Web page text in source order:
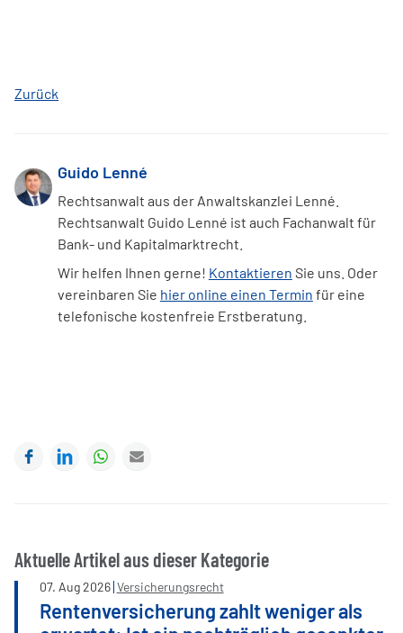
Zurück
Guido Lenné
Rechtsanwalt aus der Anwaltskanzlei Lenné.
Rechtsanwalt Guido Lenné ist auch Fachanwalt für
Bank- und Kapitalmarktrecht.
Wir helfen Ihnen gerne! Kontaktieren Sie uns. Oder
vereinbaren Sie hier online einen Termin für eine
telefonische kostenfreie Erstberatung.
FacebookLinkedInWhatsApp
Aktuelle Artikel aus dieser Kategorie
07. Aug2026 Versicherungsrecht
Rentenversicherung zahlt weniger als